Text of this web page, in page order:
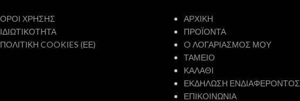
ΟΡΟΙ ΧΡΗΣΗΣ
ΙΔΙΩΤΙΚΟΤΗΤΑ
ΠΟΛΙΤΙΚΗ COOKIES (ΕΕ)
ΑΡΧΙΚΗ
ΠΡΟΪΟΝΤΑ
O ΛΟΓΑΡΙΑΣΜΟΣ ΜΟΥ
ΤΑΜΕΙΟ
ΚΑΛΑΘΙ
ΕΚΔΗΛΩΣΗ ΕΝΔΙΑΦΕΡΟΝΤΟΣ
ΕΠΙΚΟΙΝΩΝΙΑ